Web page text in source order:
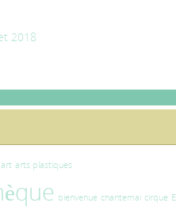
2018
art arts plastiques
bienvenue chantemai cirque